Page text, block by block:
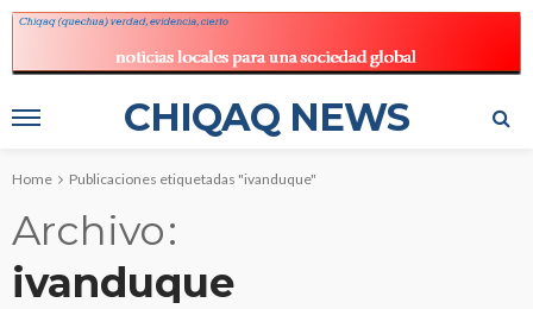
CHIQAQ NEWS
Home Publicaciones etiquetadas "ivanduque"
Archivo
ivanduque